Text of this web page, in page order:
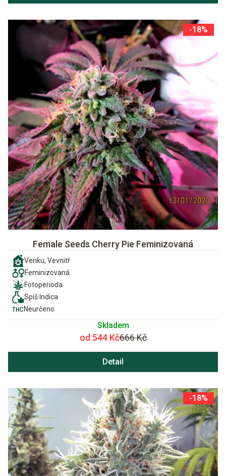
-18%
Female Seeds Cherry Pie Feminizovaná
Venku, Vevnitř
Feminizovaná
Fotoperioda
Spíš Indica
Neurčeno
Skladem
od 544 Kč666 Kč
Detail
-18%